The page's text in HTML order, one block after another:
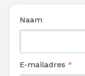
Naam
E-mailadres *